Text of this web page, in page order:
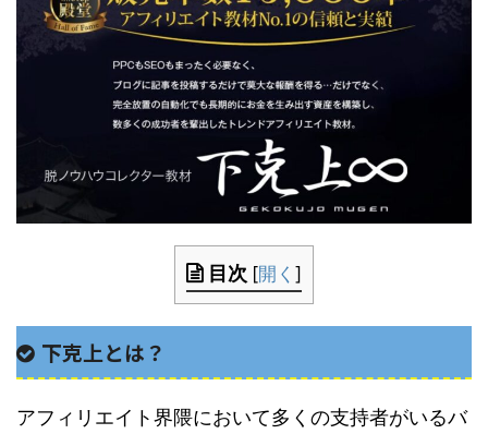
目次 [開く ]
下克上とは？
アフィリエイト界隈において多くの支持者がいるバ